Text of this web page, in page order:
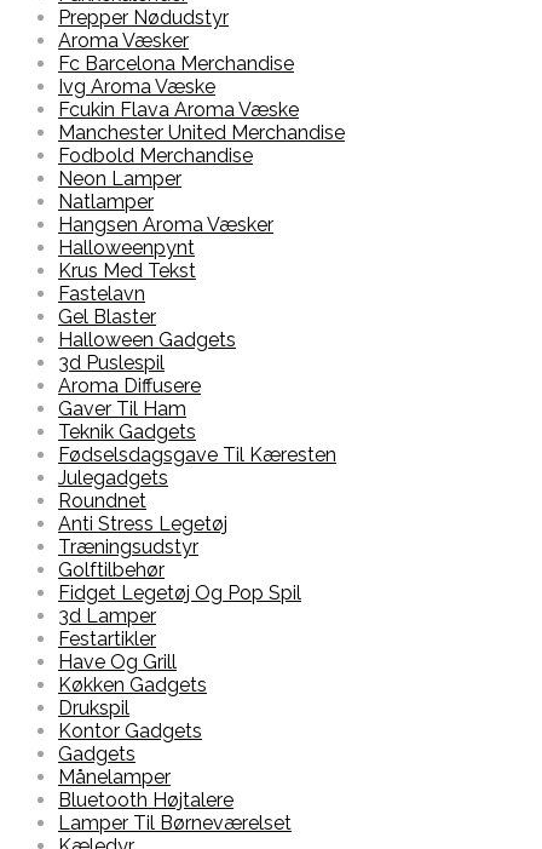
Prepper Nødudstyr
Aroma Væsker
Fc Barcelona Merchandise
Ivg Aroma Væske
Fcukin Flava Aroma Væske
Manchester United Merchandise
Fodbold Merchandise
Neon Lamper
Natlamper
Hangsen Aroma Væsker
Halloweenpynt
Krus Med Tekst
Fastelavn
Gel Blaster
Halloween Gadgets
3d Puslespil
Aroma Diffusere
Gaver Til Ham
Teknik Gadgets
Fødselsdagsgave Til Kæresten
Julegadgets
Roundnet
Anti Stress Legetøj
Træningsudstyr
Golftilbehør
Fidget Legetøj Og Pop Spil
3d Lamper
Festartikler
Have Og Grill
Køkken Gadgets
Drukspil
Kontor Gadgets
Gadgets
Månelamper
Bluetooth Højtalere
Lamper Til Børneværelset